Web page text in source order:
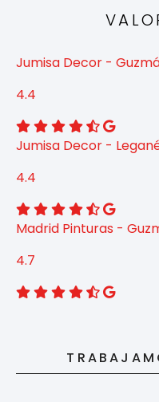
Jumisa Decor -
4.4
Jumisa Decor -
4.4
Madrid Pinturas -
4.7